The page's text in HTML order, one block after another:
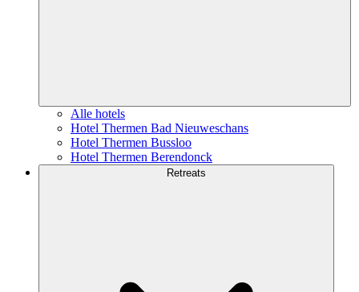
Alle hotels
Hotel Thermen Bad Nieuweschans
Hotel Thermen Bussloo
Hotel Thermen Berendonck
Retreats